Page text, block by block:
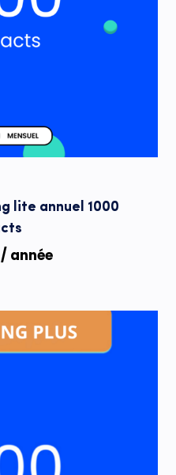
lite annuel 1000
/ année